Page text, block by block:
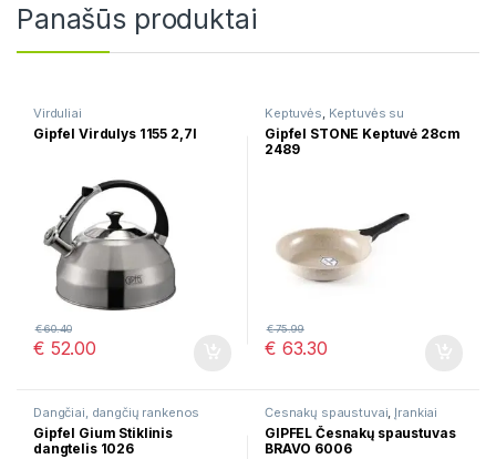
Panašūs produktai
Virduliai
Gipfel Virdulys 1155 2,7l
€ 52.00
€60.40
Keptuvės Keptuvės su
marmurine danga
Gipfel STONE Keptuvė 28cm
2489
€ 63.30
€75.99
Dangčiai, dangčių rankenos
Gipfel Gium Stiklinis
dangtelis 1026
Česnakų spaustuvai, Įrankiai
GIPFEL Česnakų spaustuvas
BRAVO 6006